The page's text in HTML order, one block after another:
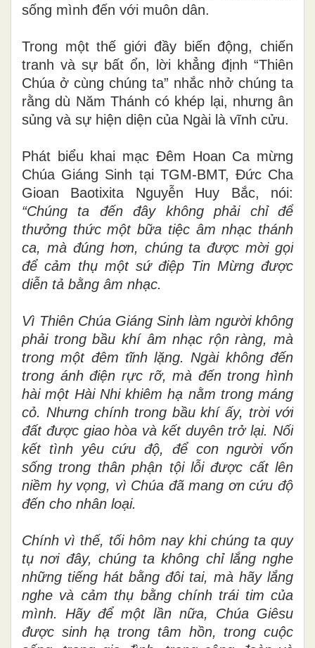
sống mình đến với muôn dân.
Trong một thế giới đầy biến động, chiến
tranh và sự bất ổn, lời khẳng định “Thiên
Chúa ở cùng chúng ta” nhắc nhở chúng ta
rằng dù Năm Thánh có khép lại, nhưng ân
sủng và sự hiện diện của Ngài là vĩnh cửu.
Phát biểu khai mạc Đêm Hoan Ca mừng
Chúa Giáng Sinh tại TGM-BMT, Đức Cha
Gioan Baotixita Nguyễn Huy Bắc, nói:
“Chúng ta đến đây không phải chỉ để
thưởng thức một bữa tiệc âm nhạc thánh
ca, mà đúng hơn, chúng ta được mời gọi
để cảm thụ một sứ điệp Tin Mừng được
diễn tả bằng âm nhạc.
Vì Thiên Chúa Giáng Sinh làm người không
phải trong bầu khí âm nhạc rộn ràng, mà
trong một đêm tĩnh lặng. Ngài không đến
trong ánh điện rực rỡ, mà đến trong hình
hài một Hài Nhi khiêm hạ nằm trong máng
cỏ. Nhưng chính trong bầu khí ấy, trời với
đất được giao hòa và kết duyên trở lại. Nối
kết tình yêu cứu độ, để con người vốn
sống trong thân phận tội lỗi được cất lên
niềm hy vọng, vì Chúa đã mang ơn cứu độ
đến cho nhân loại.
Chính vì thế, tối hôm nay khi chúng ta quy
tụ nơi đây, chúng ta không chỉ lắng nghe
những tiếng hát bằng đôi tai, mà hãy lắng
nghe và cảm thụ bằng chính trái tim của
mình. Hãy để một lần nữa, Chúa Giêsu
được sinh hạ trong tâm hồn, trong cuộc